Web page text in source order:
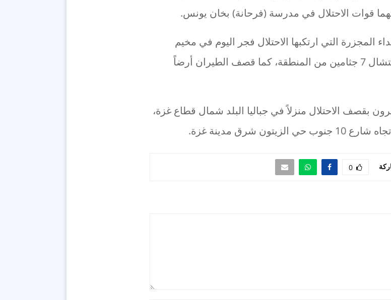
قوات الاحتلال في مدرسة (فرحانة) بخان يونس.
التي ارتكبها الاحتلال فجر اليوم في مخيم
النصيرات ودير البلح إلى 42 بعد انتشال 7 جثامين من المنطقة، كما قصف الطيران أرضاً
بقصف الاحتلال منزلاً في جباليا البلد شمال قطاع غزة،
شرق مدينة غزة.
0